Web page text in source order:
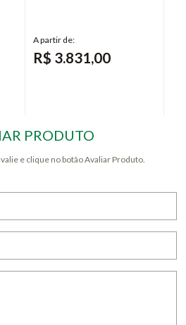
R$ 3.831,00
PRODUTO
e clique no botão Avaliar Produto.